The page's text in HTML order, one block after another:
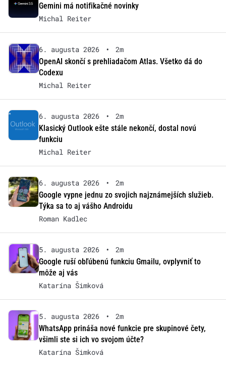
Gemini má notifikačné novinky
Michal Reiter
6. augusta 2026 •
2m
OpenAI skončí s prehliadačom Atlas. Všetko dá do
Codexu
Michal Reiter
6. augusta 2026 •
2m
Klasický Outlook ešte stále nekončí, dostal novú
funkciu
Michal Reiter
6. augusta 2026 •
2m
Google vypne jednu zo svojich najznámejších služieb.
Týka sa to aj vášho Androidu
Roman Kadlec
5. augusta 2026 •
2m
Google ruší obľúbenú funkciu Gmailu, ovplyvniť to
môže aj vás
Katarína Šimková
5. augusta 2026 •
2m
WhatsApp prináša nové funkcie pre skupinové čety,
všimli ste si ich vo svojom účte?
Katarína Šimková